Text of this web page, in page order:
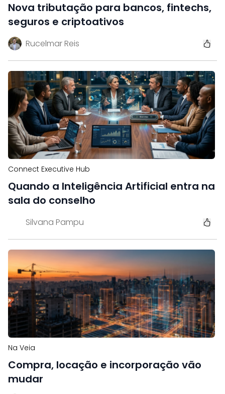
Nova tributação para bancos, fintechs,
seguros e criptoativos
Rucelmar Reis
Connect Executive Hub
Quando a Inteligência Artificial entra na
sala do conselho
Silvana Pampu
Na Veia
Compra, locação e incorporação vão
mudar